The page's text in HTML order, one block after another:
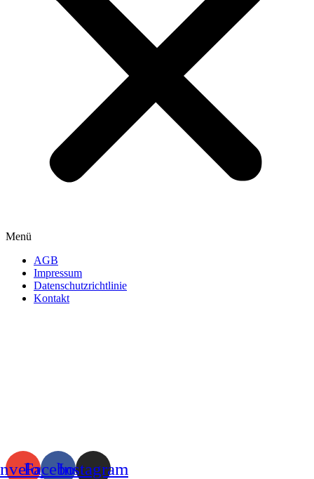
Menü
AGB
Impressum
Datenschutzrichtlinie
Kontakt
FacebookInstagram